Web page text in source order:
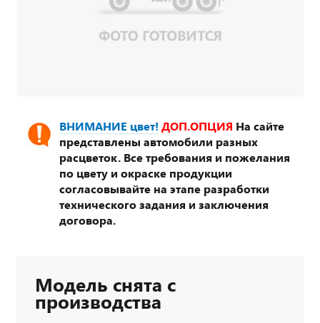
ВНИМАНИЕ цвет! ДОП.ОПЦИЯ На сайте
представлены автомобили разных
расцветок. Все требования и пожелания
по цвету и окраске продукции
согласовывайте на этапе разработки
технического задания и заключения
договора.
Модель снята с
производства